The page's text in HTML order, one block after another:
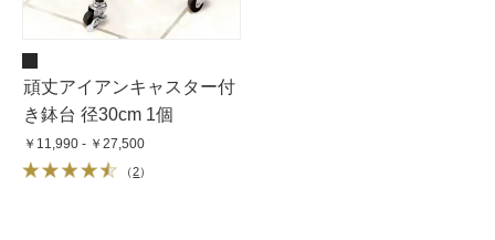
頑丈アイアンキャスター付
き鉢台 径30cm 1個
￥11,990 - ￥27,500
（2）